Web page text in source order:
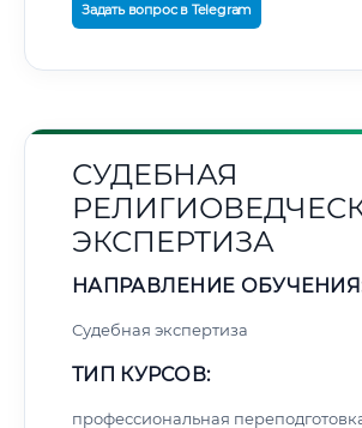
Задать вопрос в Telegram
СУДЕБНАЯ
ЭКСПЕРТИЗА
НАПРАВЛЕНИЕ
Судебная экспертиза
ТИП КУРСОВ:
профессиональная